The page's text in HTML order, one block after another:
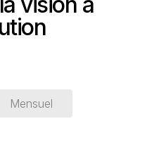
Mensuel